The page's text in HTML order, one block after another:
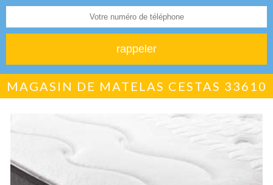
MAGASIN DE MATELAS CESTAS 33610